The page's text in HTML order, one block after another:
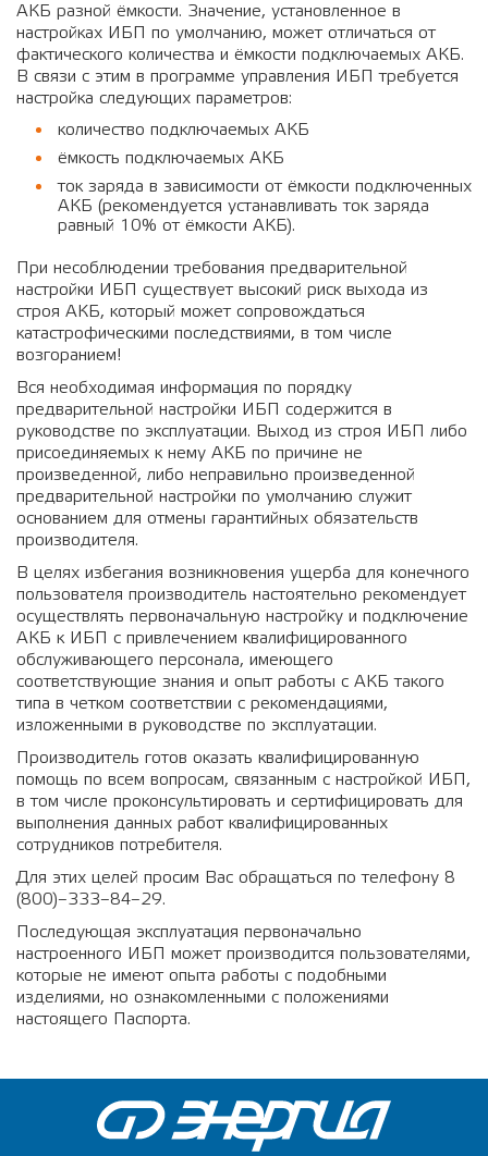
АКБ разной ёмкости. Значение, установленное в
настройках ИБП по умолчанию, может отличаться от
фактического количества и ёмкости подключаемых АКБ.
В связи с этим в программе управления ИБП требуется
настройка следующих параметров:
количество подключаемых АКБ
ёмкость подключаемых АКБ
ток заряда в зависимости от ёмкости подключенных
АКБ (рекомендуется устанавливать ток заряда
равный 10% от ёмкости АКБ).
При несоблюдении требования предварительной
настройки ИБП существует высокий риск выхода из
строя АКБ, который может сопровождаться
катастрофическими последствиями, в том числе
возгоранием!
Вся необходимая информация по порядку
предварительной настройки ИБП содержится в
руководстве по эксплуатации. Выход из строя ИБП либо
присоединяемых к нему АКБ по причине не
произведенной, либо неправильно произведенной
предварительной настройки по умолчанию служит
основанием для отмены гарантийных обязательств
производителя.
В целях избегания возникновения ущерба для конечного
пользователя производитель настоятельно рекомендует
осуществлять первоначальную настройку и подключение
АКБ к ИБП с привлечением квалифицированного
обслуживающего персонала, имеющего
соответствующие знания и опыт работы с АКБ такого
типа в четком соответствии с рекомендациями,
изложенными в руководстве по эксплуатации.
Производитель готов оказать квалифицированную
помощь по всем вопросам, связанным с настройкой ИБП,
в том числе проконсультировать и сертифицировать для
выполнения данных работ квалифицированных
сотрудников потребителя.
Для этих целей просим Вас обращаться по телефону 8
(800)–333–84–29.
Последующая эксплуатация первоначально
настроенного ИБП может производится пользователями,
которые не имеют опыта работы с подобными
изделиями, но ознакомленными с положениями
настоящего Паспорта.